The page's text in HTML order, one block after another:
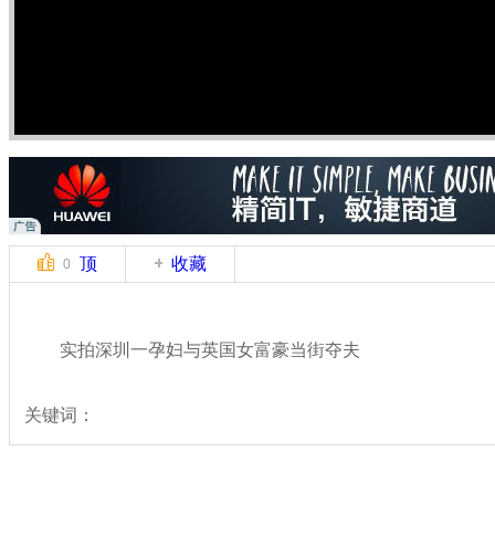
0 顶 收藏
实拍深圳一孕妇与英国女富豪当街夺夫
关键词：